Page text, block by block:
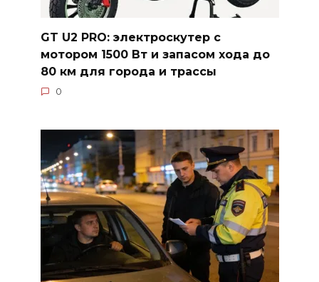
GT U2 PRO: электроскутер с
мотором 1500 Вт и запасом хода до
80 км для города и трассы
0